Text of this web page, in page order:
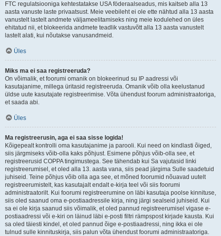
FTC regulatsiooniga kehtestatakse USA föderaalseadus, mis kaitseb alla 13
aasta vanuste laste privaatsust. Meie veebileht ei ole ette nähtud alla 13 aasta
vanustelt lastelt andmete väljameelitamiseks ning meie kodulehed on üles
ehitatud nii, et blokeerida andmete teadlik vastuvõtt alla 13 aasta vanustelt
lastelt alati, kui nõutakse vanusandmeid.
Üles
Miks ma ei saa registreeruda?
On võimalik, et foorumi omanik on blokeerinud su IP aadressi või
kasutajanime, millega üritasid registreeruda. Omanik võib olla keelustanud
üldse uute kasutajate registreerimise. Võta ühendust foorum administraatoriga,
et saada abi.
Üles
Ma registreerusin, aga ei saa sisse logida!
Kõigepealt kontrolli oma kasutajanime ja parooli. Kui need on kindlasti õiged,
siis järgmiseks võib-olla kaks põhjust. Esimene põhjus võib-olla see, et
registreerusid COPPA tingimustega. See tähendab kui Sa vajutasid linki
registreerumisel, et oled alla 13. aasta vana, siis pead järgima Sulle saadetuid
juhiseid. Teine põhjus võib olla aga see, et mõned foorumid nõuavad uutelt
registreerumistelt, kas kasutajalt endalt e-kirja teel või siis foorumi
administraatorilt. Kui foorumi registreerumine on läbi kasutaja poolse kinnituse,
siis oled saanud oma e-postiaadressile kirja, ning järgi sealseid juhiseid. Kui
sa ei ole kirja saanud siis võimalik, et oled pannud registreerumisel vigase e-
postiaadressi või e-kiri on läinud läbi e-posti filtri rämpspost kirjade kausta. Kui
sa oled täiesti kindel, et oled pannud õige e-postiaadressi, ning ikka ei ole
tulnud sulle kinnituskirja, siis palun võta ühendust foorumi administraatoriga.